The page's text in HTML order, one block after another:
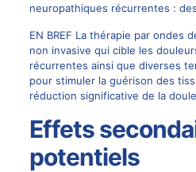
neuropathiques récurrentes :
EN BREF La thérapie par ondes
non invasive qui cible les
récurrentes ainsi que diverses
pour stimuler la guérison des
réduction significative de la
Effets
potentiels